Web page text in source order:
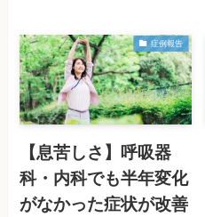
症例報告
【息苦しさ】呼吸器
科・内科でも半年変化
がなかった症状が改善